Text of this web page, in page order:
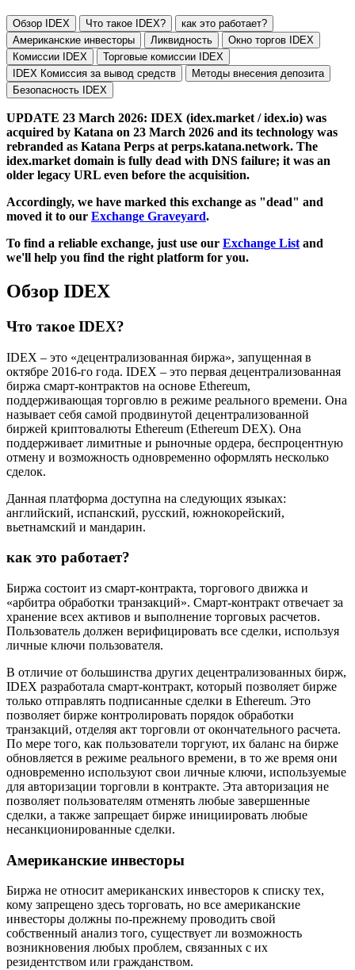
Обзор IDEX Что такое IDEX?
как это работает?
Американские инвесторы
Ликвидность
Окно торгов IDEX
Комиссии IDEX
Торговые комиссии IDEX
IDEX Комиссия за вывод средств
Методы внесения депозита
Безопасность IDEX
UPDATE 23 March 2026: IDEX (idex.market / idex.io) was
acquired by Katana on 23 March 2026 and its technology was
rebranded as Katana Perps at perps.katana.network. The
idex.market domain is fully dead with DNS failure; it was an
older legacy URL even before the acquisition.
Accordingly, we have marked this exchange as "dead" and
moved it to our Exchange Graveyard.
To find a reliable exchange, just use our Exchange List and
we'll help you find the right platform for you.
Обзор IDEX
Что такое IDEX?
IDEX – это «децентрализованная биржа», запущенная в
октябре 2016-го года. IDEX – это первая децентрализованная
биржа смарт-контрактов на основе Ethereum,
поддерживающая торговлю в режиме реального времени. Она
называет себя самой продвинутой децентрализованной
биржей криптовалюты Ethereum (Ethereum DEX). Она
поддерживает лимитные и рыночные ордера, беспроцентную
отмену и возможность одновременно оформлять несколько
сделок.
Данная платформа доступна на следующих языках:
английский, испанский, русский, южнокорейский,
вьетнамский и мандарин.
как это работает?
Биржа состоит из смарт-контракта, торгового движка и
«арбитра обработки транзакций». Смарт-контракт отвечает за
хранение всех активов и выполнение торговых расчетов.
Пользователь должен верифицировать все сделки, используя
личные ключи пользователя.
В отличие от большинства других децентрализованных бирж,
IDEX разработала смарт-контракт, который позволяет бирже
только отправлять подписанные сделки в Ethereum. Это
позволяет бирже контролировать порядок обработки
транзакций, отделяя акт торговли от окончательного расчета.
По мере того, как пользователи торгуют, их баланс на бирже
обновляется в режиме реального времени, в то же время они
одновременно используют свои личные ключи, используемые
для авторизации торговли в контракте. Эта авторизация не
позволяет пользователям отменять любые завершенные
сделки, а также запрещает бирже инициировать любые
несанкционированные сделки.
Американские инвесторы
Биржа не относит американских инвесторов к списку тех,
кому запрещено здесь торговать, но все американские
инвесторы должны по-прежнему проводить свой
собственный анализ того, существует ли возможность
возникновения любых проблем, связанных с их
резидентством или гражданством.